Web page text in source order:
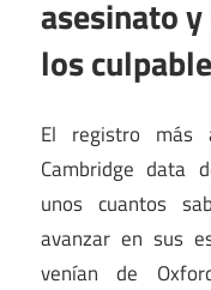
asesinato
los
El registro más
Cambridge data
unos cuantos
avanzar en sus
venían de